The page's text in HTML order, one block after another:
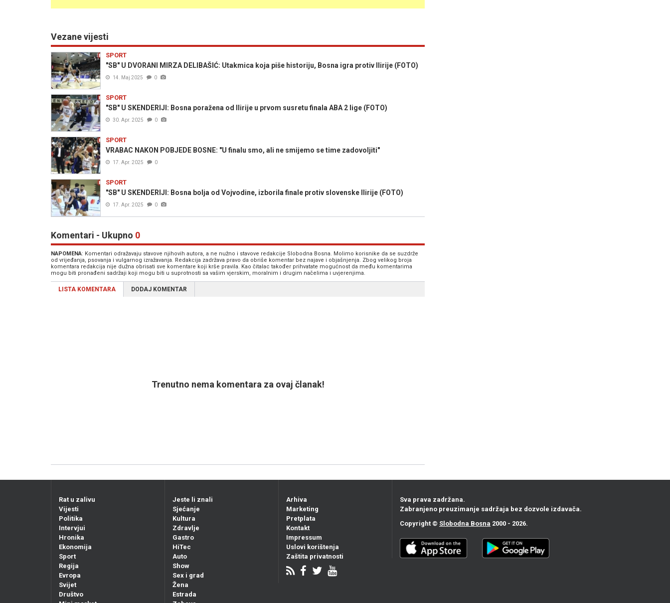
Vezane vijesti
SPORT
"SB" U DVORANI MIRZA DELIBAŠIĆ: Utakmica koja piše historiju, Bosna igra protiv Ilirije (FOTO)
14. Maj 2025 0
SPORT
"SB" U SKENDERIJI: Bosna poražena od Ilirije u prvom susretu finala ABA 2 lige (FOTO)
30. Apr. 2025 0
SPORT
VRABAC NAKON POBJEDE BOSNE: "U finalu smo, ali ne smijemo se time zadovoljiti"
17. Apr. 2025 0
SPORT
"SB" U SKENDERIJI: Bosna bolja od Vojvodine, izborila finale protiv slovenske Ilirije (FOTO)
17. Apr. 2025 0
Komentari - Ukupno 0
NAPOMENA: Komentari odražavaju stavove njihovih autora, a ne nužno i stavove redakcije Slobodna Bosna. Molimo korisnike da se suzdrže
od vrijeđanja, psovanja i vulgarnog izražavanja. Redakcija zadržava pravo da obriše komentar bez najave i objašnjenja. Zbog velikog broja
komentara redakcija nije dužna obrisati sve komentare koji krše pravila. Kao čitalac također prihvatate mogućnost da među komentarima
mogu biti pronađeni sadržaji koji mogu biti u suprotnosti sa vašim vjerskim, moralnim i drugim načelima i uvjerenjima.
LISTA KOMENTARA DODAJ KOMENTAR
Trenutno nema komentara za ovaj članak!
Rat u zalivu
Vijesti
Politika
Intervjui
Hronika
Ekonomija
Sport
Regija
Evropa
Svijet
Društvo
Jeste li znali
Sjećanje
Kultura
Zdravlje
Gastro
HiTec
Auto
Show
Sex i grad
Žena
Estrada
Arhiva
Marketing
Pretplata
Kontakt
Impressum
Uslovi korištenja
Zaštita privatnosti
Sva prava zadržana.
Zabranjeno preuzimanje sadržaja bez dozvole izdavača.
Copyright © Slobodna Bosna 2000 - 2026.